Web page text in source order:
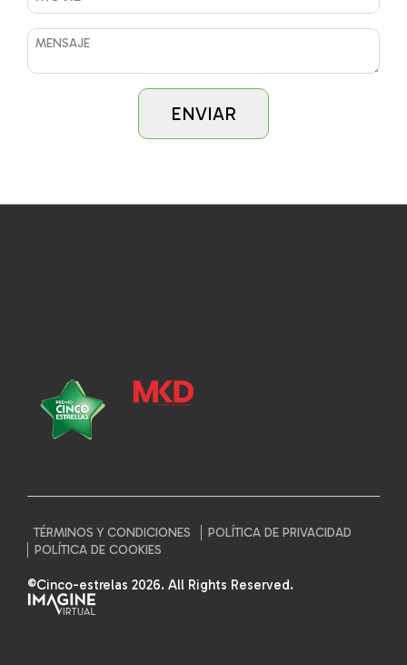
TÉRMINOS Y CONDICIONES
POLÍTICA DE PRIVACIDAD
POLÍTICA DE COOKIES
©Cinco-estrelas 2026. All Rights Reserved.